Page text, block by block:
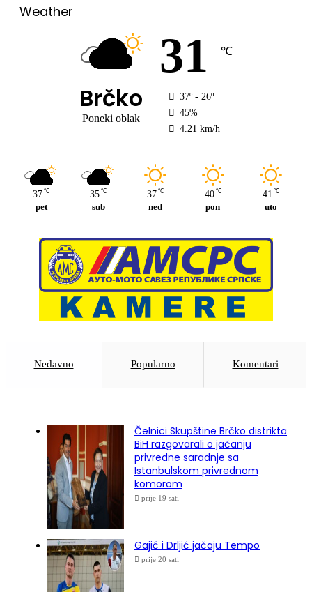
Weather
Brčko
Poneki oblak
31 ℃
37º - 26º
45%
4.21 km/h
37 ℃
pet
35 ℃
sub
37 ℃
ned
40 ℃
pon
41 ℃
uto
Nedavno Popularno Komentari
Čelnici Skupštine Brčko distrikta
BiH razgovarali o jačanju
privredne saradnje sa
Istanbulskom privrednom
komorom
prije 19 sati
Gajić i Drljić jačaju Tempo
prije 20 sati